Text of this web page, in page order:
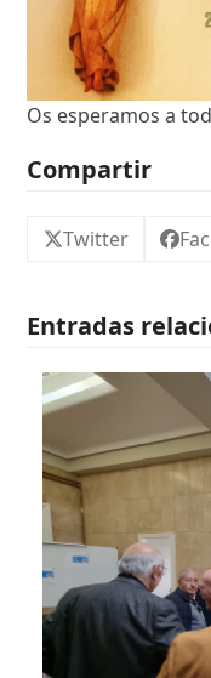
Os esperamos a
Compartir
Twitter
Entradas